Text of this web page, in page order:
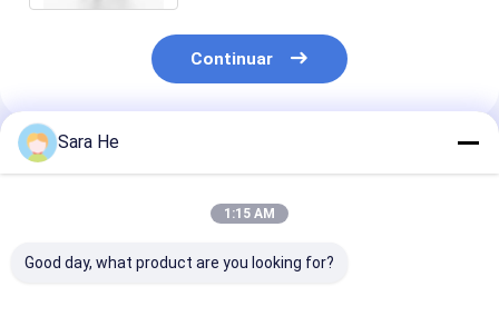
Continuar
Productos Recomendados
Sara He
1:15 AM
Good day, what product are you looking for?